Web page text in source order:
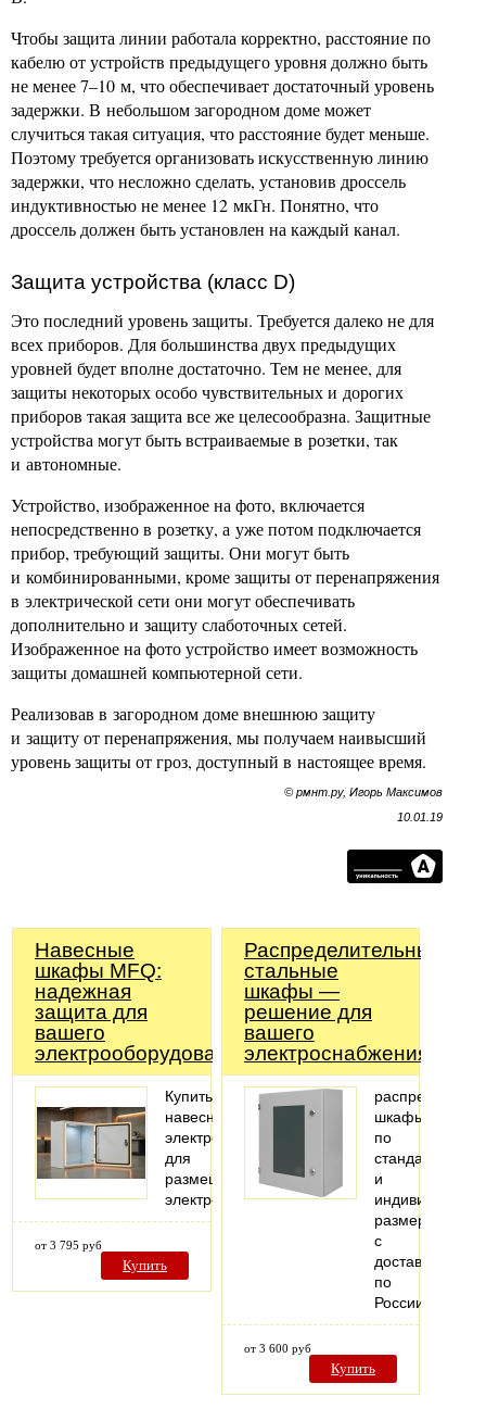
Чтобы защита линии работала корректно, расстояние по
кабелю от устройств предыдущего уровня должно быть
не менее 7–10 м, что обеспечивает достаточный уровень
задержки. В небольшом загородном доме может
случиться такая ситуация, что расстояние будет меньше.
Поэтому требуется организовать искусственную линию
задержки, что несложно сделать, установив дроссель
индуктивностью не менее 12 мкГн. Понятно, что
дроссель должен быть установлен на каждый канал.
Защита устройства (класс D)
Это последний уровень защиты. Требуется далеко не для
всех приборов. Для большинства двух предыдущих
уровней будет вполне достаточно. Тем не менее, для
защиты некоторых особо чувствительных и дорогих
приборов такая защита все же целесообразна. Защитные
устройства могут быть встраиваемые в розетки, так
и автономные.
Устройство, изображенное на фото, включается
непосредственно в розетку, а уже потом подключается
прибор, требующий защиты. Они могут быть
и комбинированными, кроме защиты от перенапряжения
в электрической сети они могут обеспечивать
дополнительно и защиту слаботочных сетей.
Изображенное на фото устройство имеет возможность
защиты домашней компьютерной сети.
Реализовав в загородном доме внешнюю защиту
и защиту от перенапряжения, мы получаем наивысший
уровень защиты от гроз, доступный в настоящее время.
© рмнт.ру, Игорь Максимов
10.01.19
Навесные
шкафы MFQ:
надежная
защита для
вашего
электрооборудования
Купить
навесной
электрошкаф
для
размещения
электрооборудования
от 3 795 руб
Купить
Распределительные
стальные
шкафы —
решение для
вашего
электроснабжения!
шкафы
по
стандартным
и
размерам
с
доставкой
по
России
от 3 600 руб
Купить